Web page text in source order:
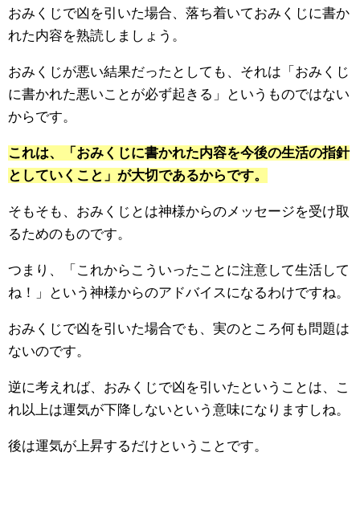
おみくじで凶を引いた場合、落ち着いておみくじに書か
れた内容を熟読しましょう。
おみくじが悪い結果だったとしても、それは「おみくじ
に書かれた悪いことが必ず起きる」というものではない
からです。
これは、「おみくじに書かれた内容を今後の生活の指針
としていくこと」が大切であるからです。
そもそも、おみくじとは神様からのメッセージを受け取
るためのものです。
つまり、「これからこういったことに注意して生活して
ね！」という神様からのアドバイスになるわけですね。
おみくじで凶を引いた場合でも、実のところ何も問題は
ないのです。
逆に考えれば、おみくじで凶を引いたということは、こ
れ以上は運気が下降しないという意味になりますしね。
後は運気が上昇するだけということです。